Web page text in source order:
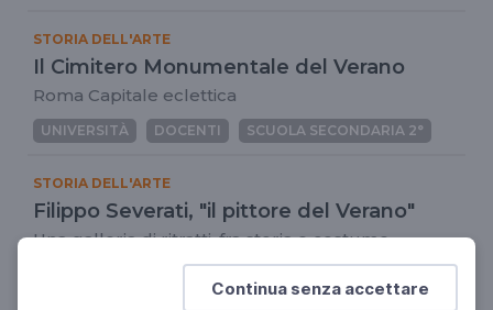
Continua senza accettare
STORIA DELL'ARTE
Il Cimitero Monumentale del Verano
Roma Capitale eclettica
UNIVERSITÀ DOCENTI SCUOLA SECONDARIA 2°
STORIA DELL'ARTE
Filippo Severati, "il pittore del Verano"
Una galleria di ritratti, fra storia e costume
dell'Ottocento romano
DOCENTI SCUOLA SECONDARIA 2°